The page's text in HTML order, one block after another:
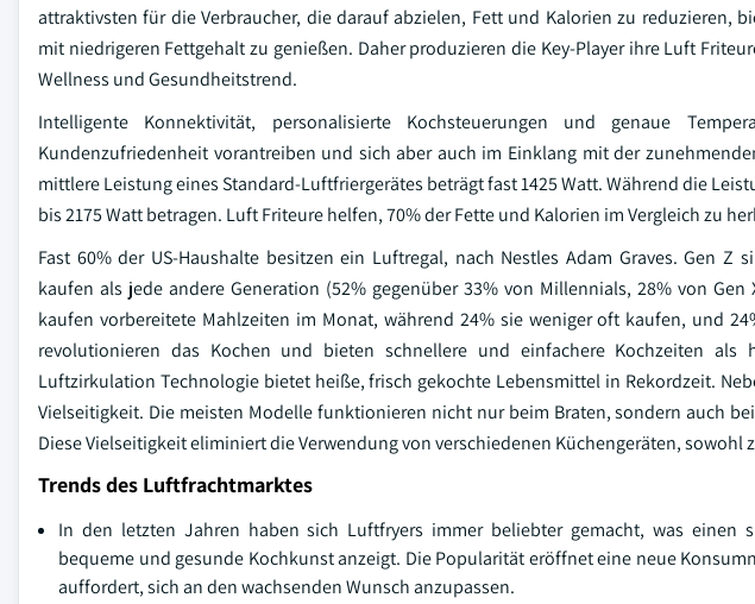
attraktivsten für die Verbraucher, die darauf abzielen, Fett und Kalorien zu reduzieren,
mit niedrigeren Fettgehalt zu genießen. Daher produzieren die Key-Player ihre Luft
Wellness und Gesundheitstrend.
Intelligente Konnektivität, personalisierte Kochsteuerungen und genaue
Kundenzufriedenheit vorantreiben und sich aber auch im Einklang mit der
mittlere Leistung eines Standard-Luftfriergerätes beträgt fast 1425 Watt. Während die
bis 2175 Watt betragen. Luft Friteure helfen, 70% der Fette und Kalorien im Vergleich zu
Fast 60% der US-Haushalte besitzen ein Luftregal, nach Nestles Adam Graves. Gen Z
kaufen als jede andere Generation (52% gegenüber 33% von Millennials, 28% von
kaufen vorbereitete Mahlzeiten im Monat, während 24% sie weniger oft kaufen, und
revolutionieren das Kochen und bieten schnellere und einfachere Kochzeiten als
Luftzirkulation Technologie bietet heiße, frisch gekochte Lebensmittel in Rekordzeit.
Vielseitigkeit. Die meisten Modelle funktionieren nicht nur beim Braten, sondern auch
Diese Vielseitigkeit eliminiert die Verwendung von verschiedenen Küchengeräten, sowohl
Trends des Luftfrachtmarktes
In den letzten Jahren haben sich Luftfryers immer beliebter gemacht, was einen
bequeme und gesunde Kochkunst anzeigt. Die Popularität eröffnet eine neue
auffordert, sich an den wachsenden Wunsch anzupassen.